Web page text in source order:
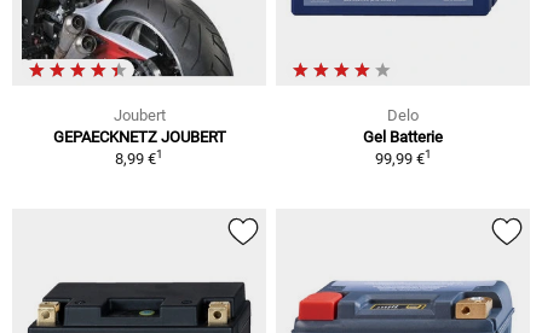
Joubert
GEPAECKNETZ JOUBERT
8,99 €1
Delo
Gel Batterie
99,99 €1